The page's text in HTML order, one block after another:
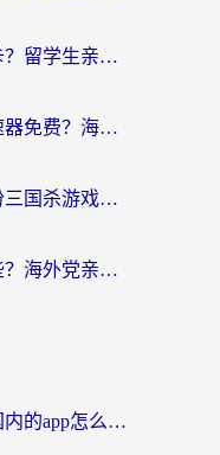
在美国怎么打英雄联盟不卡？留学生亲测的国服游戏加速全攻略
国外玩无尽冬日用什么加速器免费？海外党国服游戏加速避坑指南
海外玩三国杀总卡顿？这份三国杀游戏加速器指南帮你告别延迟烦恼
火影忍者美国加速器有哪些？海外党亲测的国服游戏加速全攻略（含菲律宾玩三国之刃守望黎明技巧）
海外党必看：国外打不开国内的app怎么办？3步解决你的乡愁